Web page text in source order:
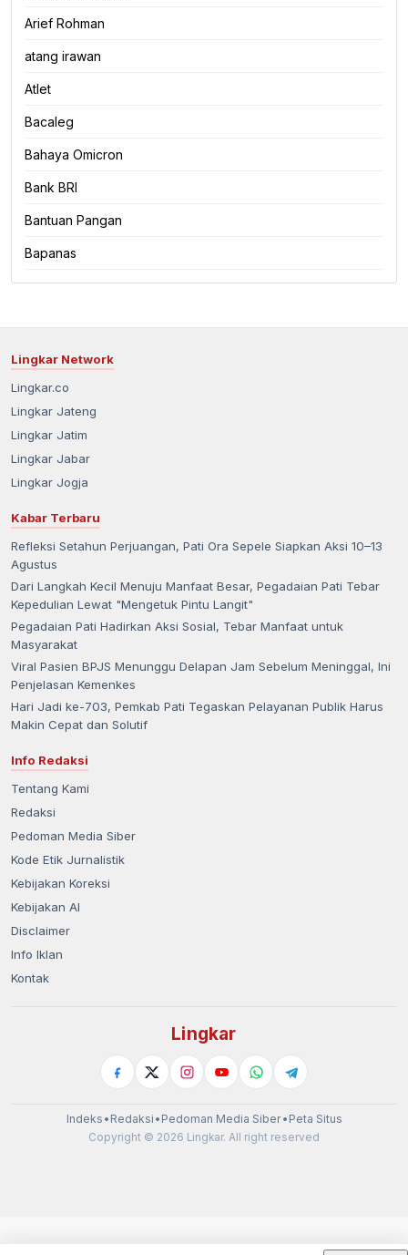
Arief Rohman
atang irawan
Atlet
Bacaleg
Bahaya Omicron
Bank BRI
Bantuan Pangan
Bapanas
Lingkar Network
Lingkar.co
Lingkar Jateng
Lingkar Jatim
Lingkar Jabar
Lingkar Jogja
Kabar Terbaru
Refleksi Setahun Perjuangan, Pati Ora Sepele Siapkan Aksi 10–13
Agustus
Dari Langkah Kecil Menuju Manfaat Besar, Pegadaian Pati Tebar
Kepedulian Lewat "Mengetuk Pintu Langit"
Pegadaian Pati Hadirkan Aksi Sosial, Tebar Manfaat untuk
Masyarakat
Viral Pasien BPJS Menunggu Delapan Jam Sebelum Meninggal, Ini
Penjelasan Kemenkes
Hari Jadi ke-703, Pemkab Pati Tegaskan Pelayanan Publik Harus
Makin Cepat dan Solutif
Info Redaksi
Tentang Kami
Redaksi
Pedoman Media Siber
Kode Etik Jurnalistik
Kebijakan Koreksi
Kebijakan AI
Disclaimer
Info Iklan
Kontak
Lingkar
Indeks • Redaksi • Pedoman Media Siber• Peta Situs
Copyright © 2026 Lingkar. All right reserved